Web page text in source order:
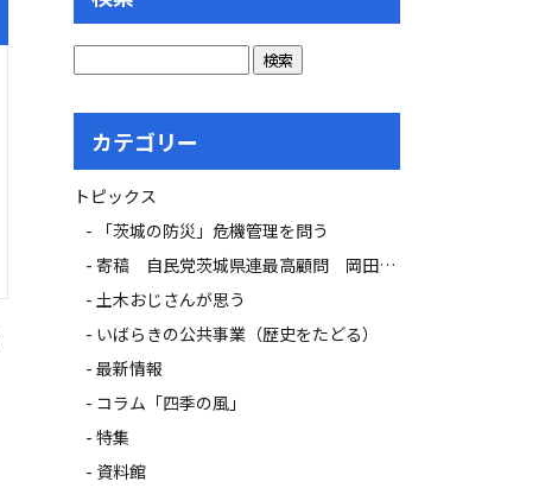
カテゴリー
トピックス
「茨城の防災」危機管理を問う
寄稿 自民党茨城県連最高顧問 岡田 広氏
土木おじさんが思う
いばらきの公共事業（歴史をたどる）
最新情報
コラム「四季の風」
特集
資料館